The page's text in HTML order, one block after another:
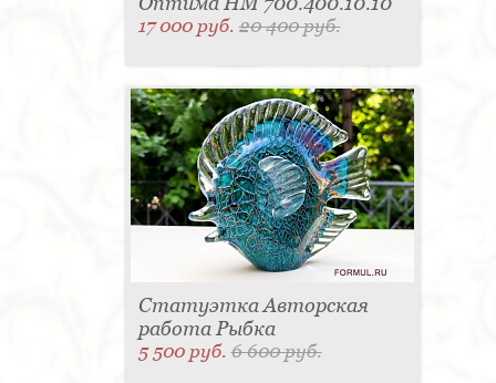
17 000 руб.20 400 руб.
Статуэтка Авторская
работа Рыбка
5 500 руб.6 600 руб.